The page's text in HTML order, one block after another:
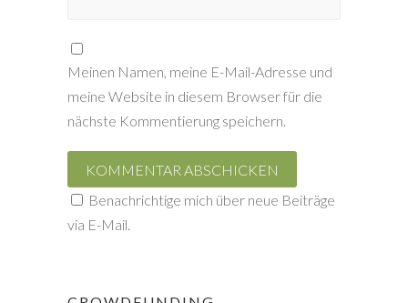
Meinen Namen, meine E-Mail-Adresse und
meine Website in diesem Browser für die
nächste Kommentierung speichern.
Benachrichtige mich über neue Beiträge
via E-Mail.